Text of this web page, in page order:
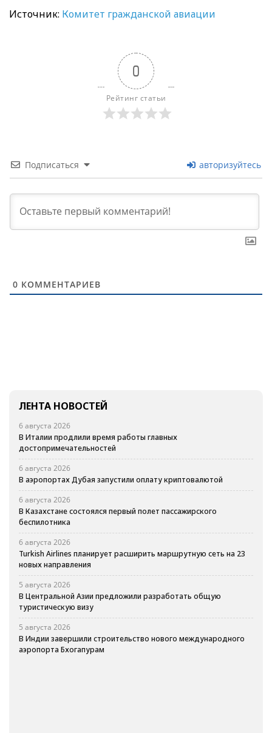
Источник: Комитет гражданской авиации
0
Рейтинг статьи
Подписаться авторизуйтесь
0 КОММЕНТАРИЕВ
ЛЕНТА НОВОСТЕЙ
6 августа 2026
В Италии продлили время работы главных
достопримечательностей
6 августа 2026
В аэропортах Дубая запустили оплату криптовалютой
6 августа 2026
В Казахстане состоялся первый полет пассажирского
беспилотника
6 августа 2026
Turkish Airlines планирует расширить маршрутную сеть на 23
новых направления
5 августа 2026
В Центральной Азии предложили разработать общую
туристическую визу
5 августа 2026
В Индии завершили строительство нового международного
аэропорта Бхогапурам